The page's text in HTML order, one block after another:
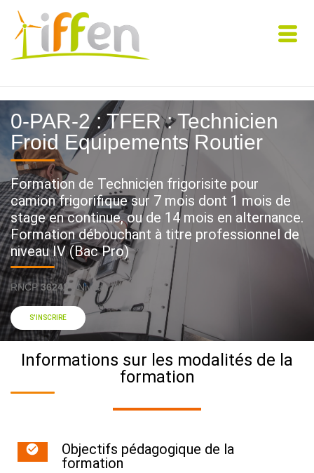
0-PAR-2 : TFER : Technicien
Froid Equipements Routier
Formation de Technicien frigorisite pour
camion frigorifique sur 7 mois dont 1 mois de
stage en continue, ou de 14 mois en alternance.
Formation débouchant à titre professionnel de
niveau IV (Bac Pro)
RNCP36242- Niveau IV
S'INSCRIRE
Informations sur les modalités de la
formation
Objectifs pédagogique de la
formation